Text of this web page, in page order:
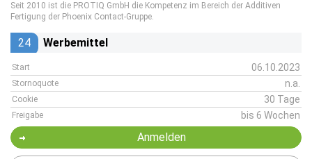
Seit 2010 ist die PROTIQ GmbH die Kompetenz im Bereich der Additiven
Fertigung der Phoenix Contact-Gruppe.
24 Werbemittel
Start 06.10.2023
Stornoquote n.a.
Cookie 30 Tage
Freigabe bis 6 Wochen
Anmelden